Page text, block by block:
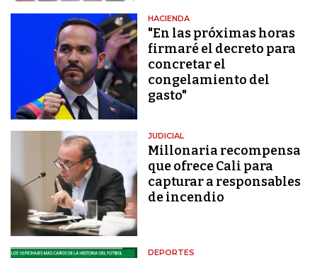
HACIENDA
"En las próximas horas
firmaré el decreto para
concretar el
congelamiento del
gasto"
JUDICIAL
Millonaria recompensa
que ofrece Cali para
capturar a responsables
de incendio
DEPORTES